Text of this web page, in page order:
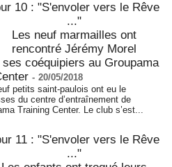
10 : "S'envoler vers le Rêve
..."
Les neuf marmailles ont
rencontré Jérémy Morel
ses coéquipiers au Groupama
- 20/05/2018
petits saint-paulois ont eu le
du centre d’entraînement de
Training Center. Le club s’est...
11 : "S'envoler vers le Rêve
..."